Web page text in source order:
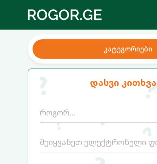
კატეგორიები
დასვი კითხვა